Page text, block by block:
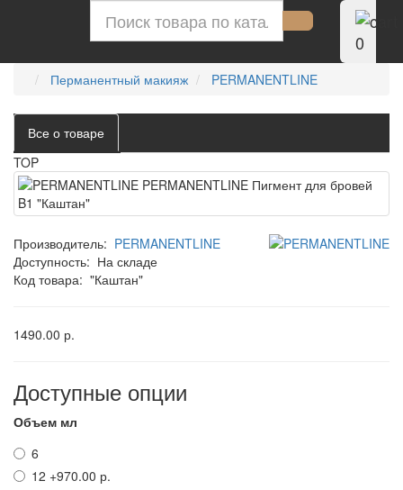
0
Перманентный макияж PERMANENTLINE
Все о товаре
TOP
Производитель: PERMANENTLINE
Доступность: На складе
Код товара: "Каштан"
1490.00 р.
Доступные опции
Объем мл
6
12 +970.00 р.